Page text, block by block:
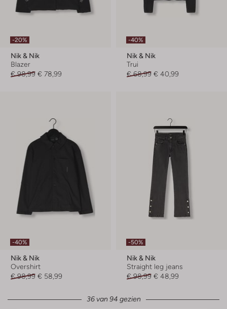
-20%
Nik & Nik
Blazer
€ 98,99 € 78,99
-40%
Nik & Nik
Trui
€ 68,99 € 40,99
-40%
Nik & Nik
Overshirt
€ 98,99 € 58,99
-50%
Nik & Nik
Straight leg jeans
€ 98,99 € 48,99
36 van 94 gezien